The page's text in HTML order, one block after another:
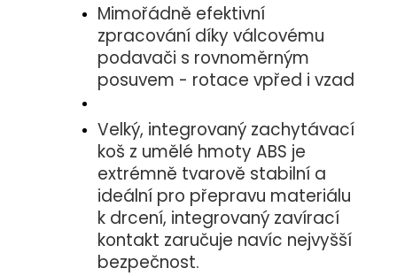
Mimořádně efektivní
zpracování díky válcovému
podavači s rovnoměrným
posuvem - rotace vpřed i vzad
Velký, integrovaný zachytávací
koš z umělé hmoty ABS je
extrémně tvarově stabilní a
ideální pro přepravu materiálu
k drcení, integrovaný zavírací
kontakt zaručuje navíc nejvyšší
bezpečnost.